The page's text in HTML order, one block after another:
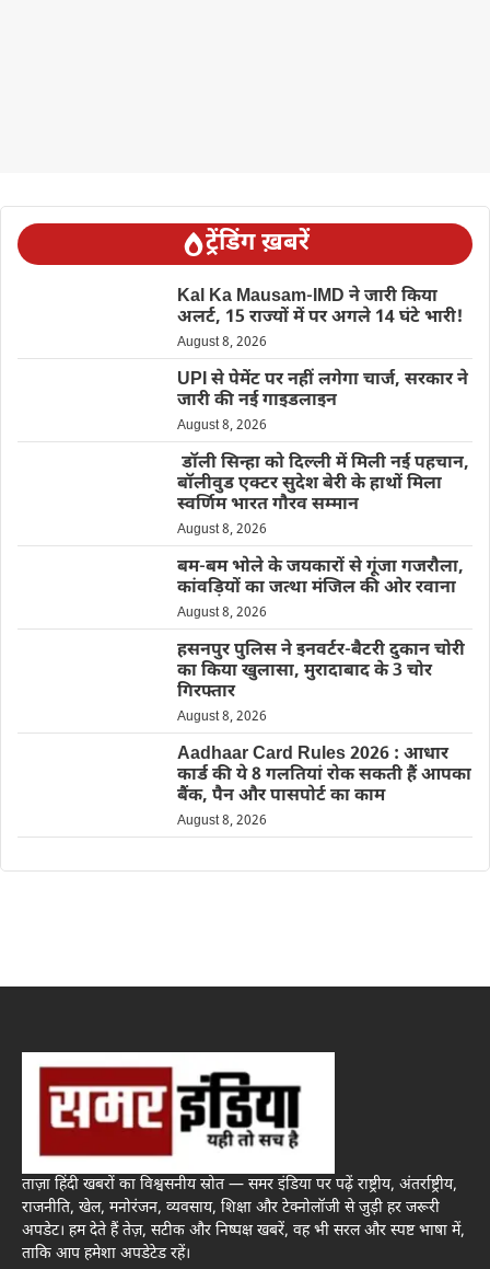
ट्रेंडिंग ख़बरें
Kal Ka Mausam-IMD ने जारी किया
अलर्ट, 15 राज्यों में पर अगले 14 घंटे भारी!
August 8, 2026
UPI से पेमेंट पर नहीं लगेगा चार्ज, सरकार ने
जारी की नई गाइडलाइन
August 8, 2026
डॉली सिन्हा को दिल्ली में मिली नई पहचान,
बॉलीवुड एक्टर सुदेश बेरी के हाथों मिला
स्वर्णिम भारत गौरव सम्मान
August 8, 2026
बम-बम भोले के जयकारों से गूंजा गजरौला,
कांवड़ियों का जत्था मंजिल की ओर रवाना
August 8, 2026
हसनपुर पुलिस ने इनवर्टर-बैटरी दुकान चोरी
का किया खुलासा, मुरादाबाद के 3 चोर
गिरफ्तार
August 8, 2026
Aadhaar Card Rules 2026 : आधार
कार्ड की ये 8 गलतियां रोक सकती हैं आपका
बैंक, पैन और पासपोर्ट का काम
August 8, 2026
ताज़ा हिंदी खबरों का विश्वसनीय स्रोत — समर इंडिया पर पढ़ें राष्ट्रीय, अंतर्राष्ट्रीय,
राजनीति, खेल, मनोरंजन, व्यवसाय, शिक्षा और टेक्नोलॉजी से जुड़ी हर जरूरी
अपडेट। हम देते हैं तेज़, सटीक और निष्पक्ष खबरें, वह भी सरल और स्पष्ट भाषा में,
ताकि आप हमेशा अपडेटेड रहें।